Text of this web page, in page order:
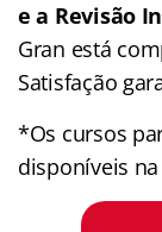
e a Revisão
Gran está
Satisfação
*Os cursos
disponíveis